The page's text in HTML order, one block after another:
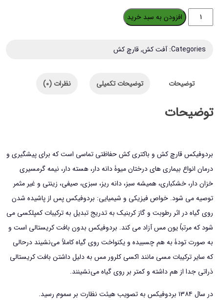
لیتر
افزودن به سبد خرید
Categories: آفت کش,قارچ کش
توضیحات توضیحات تکمیلی نظرات (0)
توضیحات
بردوفیکس قارچ کش و باکتری کش حفاظتی تماسی است که برای پیشگیری و
درمان انواع بیماری های درختان میوۀ دانه دار، هسته دار، نیمه گرمسیری
خزان دار، خشکباری، همیشه سبز، دانه ریز، سبزی، صیفی، زینتی و غیر مثمر
توصیه می شود. خواص فیزیکی و شیمیایی: بردوفیکس پس از پاشیده شدن
روی گیاه در اثر رطوبت و گاز کربنیک به تدریج تبدیل به ترکیبات کمپلکسی می
شود که مرتباً یون مس آزاد می کند. بردوفیکس بدون بافت کریستالی است و
به‌ صورت تودۀ به‌ هم‌ چسبیده و یکنواخت روی گیاه کاملاً می‌نشیند درحالی
که سایر ترکیبات مسی مانند اکسی کلرور مس به ‌دلیل داشتن بافت کریستالی
ذراتی جدا از هم داشته و کمتر بر روی گیاه می‌نشینند.
در سال ۱۳۸۴ بردوفیکس به تصویب هیئت نظارت بر سموم رسید.